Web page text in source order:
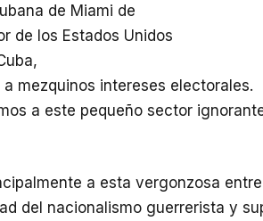
de Miami de
de los Estados Unidos
a mezquinos intereses electorales.
a este pequeño sector
a esta vergonzosa
del nacionalismo guerrerista y